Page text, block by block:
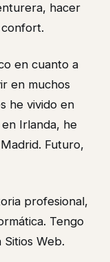
hacer
en cuanto a
en muchos
he vivido en
Irlanda, he
Futuro,
profesional,
Tengo
Web.